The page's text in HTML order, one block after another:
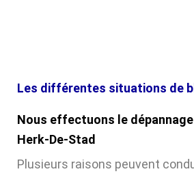
Les différentes situations de
Nous effectuons le
Herk-De-Stad
Plusieurs raisons peuvent